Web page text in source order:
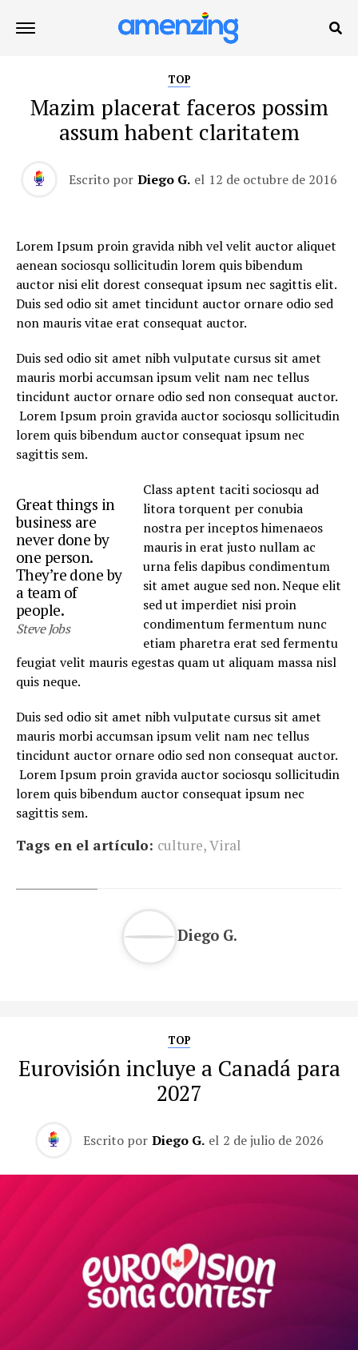
TOP
Mazim placerat faceros possim
assum habent claritatem
Escrito por Diego G. el 12 de octubre de 2016
Lorem Ipsum proin gravida nibh vel velit auctor aliquet
aenean sociosqu sollicitudin lorem quis bibendum
auctor nisi elit dorest consequat ipsum nec sagittis elit.
Duis sed odio sit amet tincidunt auctor ornare odio sed
non mauris vitae erat consequat auctor.
Duis sed odio sit amet nibh vulputate cursus sit amet
mauris morbi accumsan ipsum velit nam nec tellus
tincidunt auctor ornare odio sed non consequat auctor.
Lorem Ipsum proin gravida auctor sociosqu sollicitudin
lorem quis bibendum auctor consequat ipsum nec
sagittis sem.
Great things in
business are
never done by
one person.
They’re done by
a team of
people.
Steve Jobs
Class aptent taciti sociosqu ad
litora torquent per conubia
nostra per inceptos himenaeos
mauris in erat justo nullam ac
urna felis dapibus condimentum
sit amet augue sed non. Neque elit
sed ut imperdiet nisi proin
condimentum fermentum nunc
etiam pharetra erat sed fermentu
feugiat velit mauris egestas quam ut aliquam massa nisl
quis neque.
Duis sed odio sit amet nibh vulputate cursus sit amet
mauris morbi accumsan ipsum velit nam nec tellus
tincidunt auctor ornare odio sed non consequat auctor.
Lorem Ipsum proin gravida auctor sociosqu sollicitudin
lorem quis bibendum auctor consequat ipsum nec
sagittis sem.
Tags en el artículo: culture,Viral
Diego G.
TOP
Eurovisión incluye a Canadá para
2027
Escrito por Diego G. el 2 de julio de 2026